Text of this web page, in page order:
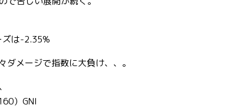
は-2.35%
メージで指数に大負け、、。
）GNI